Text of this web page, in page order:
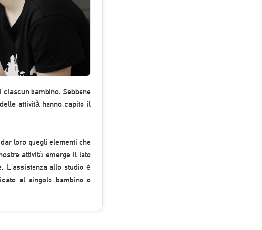
bambino. Sebbene
attività hanno capito il
loro quegli elementi che
attività emerge il lato
L'assistenza allo studio è
al singolo bambino o